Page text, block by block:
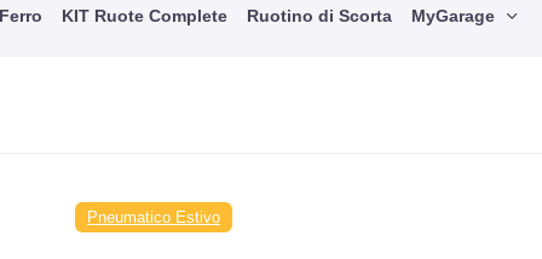
KIT Ruote Complete Ruotino di Scorta MyGarage
Pneumatico Estivo